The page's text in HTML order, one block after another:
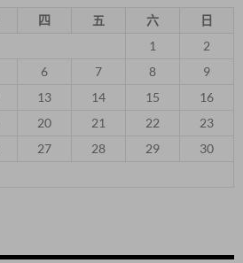
四 五 六
日
1
2
6 7 8
9
13 14 15
16
20 21 22
23
27 28 29
30